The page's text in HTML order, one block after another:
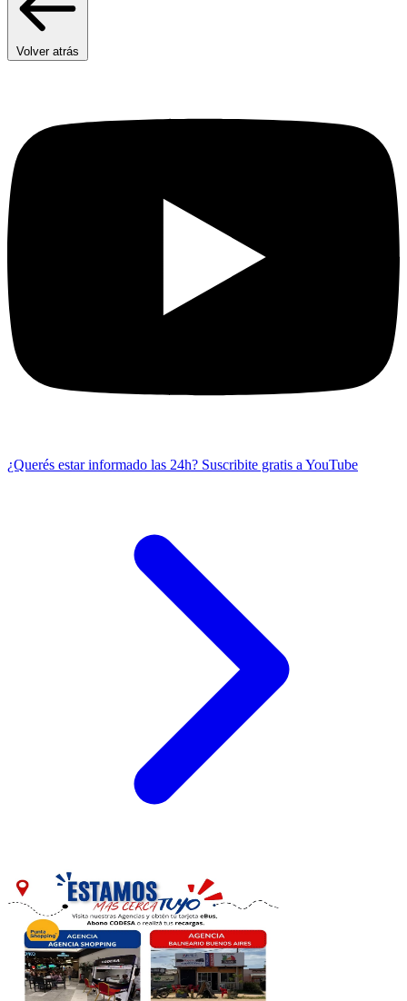
Volver atrás
¿Querés estar informado las 24h? Suscribite gratis a YouTube